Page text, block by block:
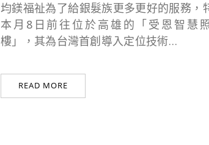
均鎂福祉為了給銀髮族更多更好的服務，
本月8日前往位於高雄的「受恩智慧
樓」，其為台灣首創導入定位技術…
READ MORE